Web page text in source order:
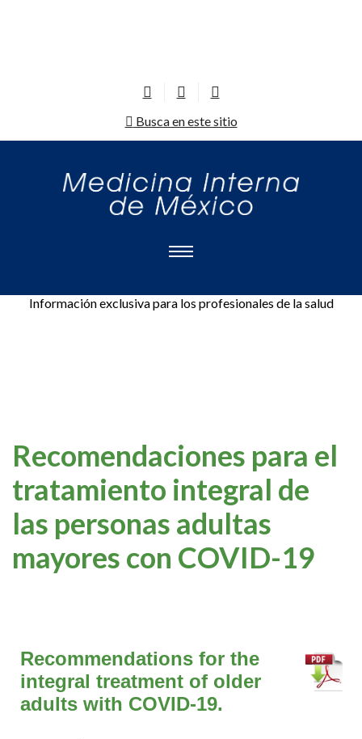
Busca en este sitio
Información exclusiva para los profesionales de la salud
Recomendaciones para el
tratamiento integral de
las personas adultas
mayores con COVID-19
Recommendations for the
integral treatment of older
adults with COVID-19.